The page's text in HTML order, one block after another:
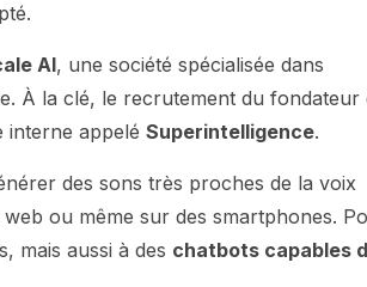
AI, une société spécialisée dans
À la clé, le recrutement du fondateur
interne appelé Superintelligence.
des sons très proches de la voix
ou même sur des smartphones.
mais aussi à des chatbots capables